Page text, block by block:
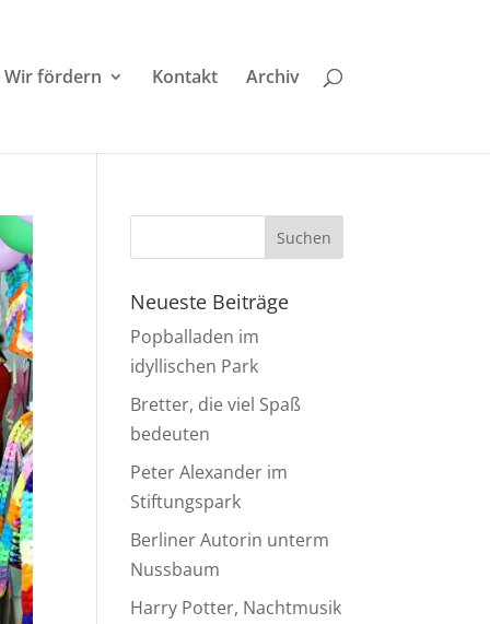
Wir fördern Kontakt Archiv
Neueste Beiträge
Popballaden im
idyllischen Park
Bretter, die viel Spaß
bedeuten
Peter Alexander im
Stiftungspark
Berliner Autorin unterm
Nussbaum
Harry Potter, Nachtmusik